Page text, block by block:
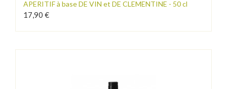
APERITIF à base DE VIN et DE CLEMENTINE - 50 cl
17,90 €